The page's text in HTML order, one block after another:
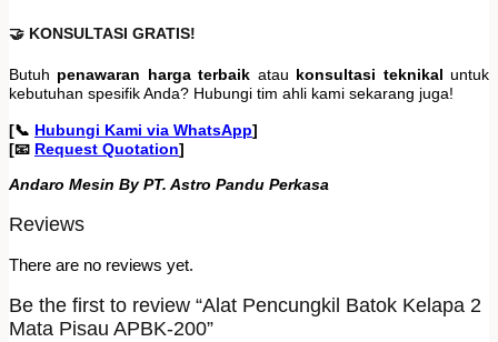
🤝 KONSULTASI GRATIS!
Butuh penawaran harga terbaik atau konsultasi teknikal
untuk
kebutuhan spesifik Anda? Hubungi tim ahli kami sekarang juga!
[📞 Hubungi Kami via WhatsApp]
[📧 Request Quotation]
Andaro Mesin By PT. Astro Pandu Perkasa
Reviews
There are no reviews yet.
Be the first to review “Alat Pencungkil Batok Kelapa 2
Mata Pisau APBK-200”